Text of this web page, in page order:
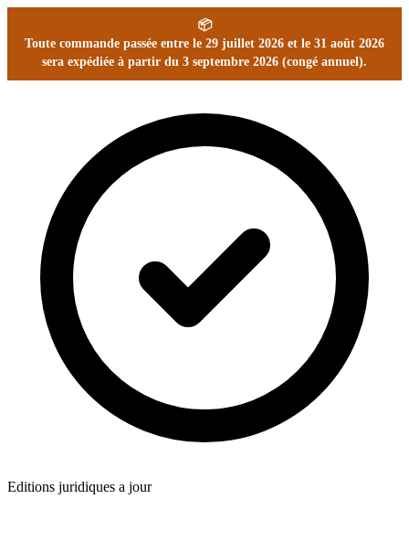
📦
Toute commande passée entre le 29 juillet 2026 et le 31 août 2026
sera expédiée à partir du 3 septembre 2026 (congé annuel).
Editions juridiques a jour